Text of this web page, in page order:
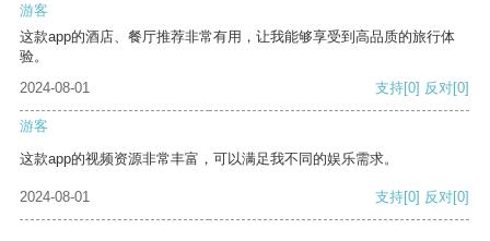
游客
这款app的酒店、餐厅推荐非常有用，让我能够享受到高品质的旅行体
验。
2024-08-01
支持[0] 反对[0]
游客
这款app的视频资源非常丰富，可以满足我不同的娱乐需求。
2024-08-01 支持[0] 反对[0]